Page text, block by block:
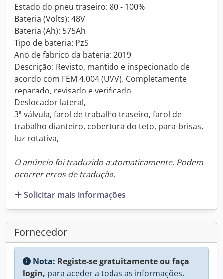
Estado do pneu traseiro: 80 - 100%
Bateria (Volts): 48V
Bateria (Ah): 575Ah
Tipo de bateria: PzS
Ano de fabrico da bateria: 2019
Descrição: Revisto, mantido e inspecionado de
acordo com FEM 4.004 (UVV). Completamente
reparado, revisado e verificado.
Deslocador lateral,
3ª válvula, farol de trabalho traseiro, farol de
trabalho dianteiro, cobertura do teto, para-brisas,
luz rotativa,
O anúncio foi traduzido automaticamente. Podem
ocorrer erros de tradução.
Solicitar mais informações
Fornecedor
Nota: Registe-se gratuitamente ou faça
login, para aceder a todas as informações.